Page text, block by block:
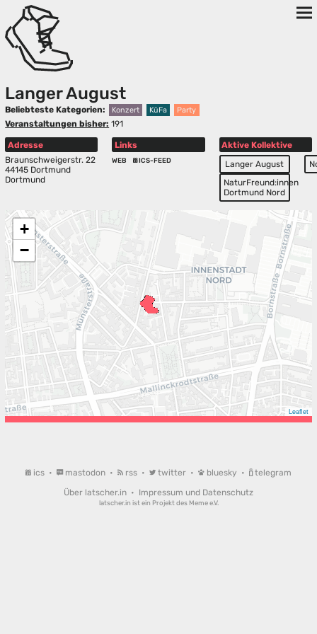
Langer August
Beliebteste Kategorien: Konzert KüFa Party
Veranstaltungen bisher: 191
Adresse
Braunschweigerstr. 22
44145 Dortmund
Dortmund
Links
WEB ICS-FEED
Aktive Kollektive
Langer August
NaturFreund:innen
Dortmund Nord
+
−
Leaflet
ics • mastodon • rss • twitter • bluesky •
telegram
Über latscher.in • Impressum und Datenschutz
latscher.in ist ein Projekt des Meme e.V.